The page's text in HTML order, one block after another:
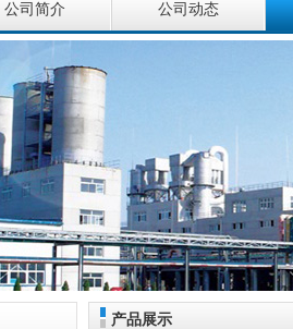
公司简介 公司动态
产品展示